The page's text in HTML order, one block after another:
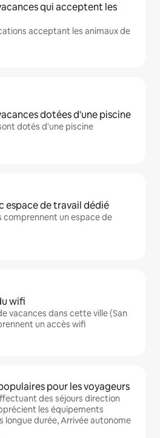
qui acceptent les
acceptant les animaux de
dotées d'une piscine
dotés d'une piscine
espace de travail dédié
comprennent un espace de
wifi
vacances dans cette ville (San
un accès wifi
pour les voyageurs
des séjours direction
les équipements
longue durée, Arrivée autonome